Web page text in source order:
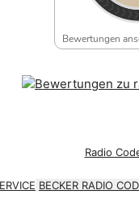
Bewertungen
Radio
BECKER RADIO